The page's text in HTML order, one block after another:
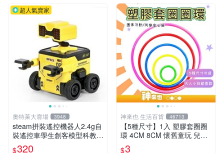
超人氣賣家
奧特萊大賣場 3948
steam拼裝遙控機器人2.4g自
裝遙控車學生創客模型科教玩
具 推薦推薦締造W
$320
神來也 生活百貨 46713
【5種尺寸】1入 塑膠套圈圈
環 4CM 8CM 懷舊童玩 兒童
玩具 夜市套圈圈 塑膠套環 遊
$3